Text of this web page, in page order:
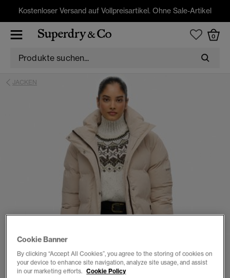
Kostenloser Versand auf Vollpreisartikel. Ohne Sale-Artikel
0
JACKEN
Cookie Banner
By clicking “Accept All Cookies”, you agree to the storing of cookies on
your device to enhance site navigation, analyze site usage, and assist
in our marketing efforts. Cookie Policy